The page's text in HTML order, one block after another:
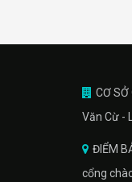
CƠ
Văn Cừ -
ĐIỂM
cổng